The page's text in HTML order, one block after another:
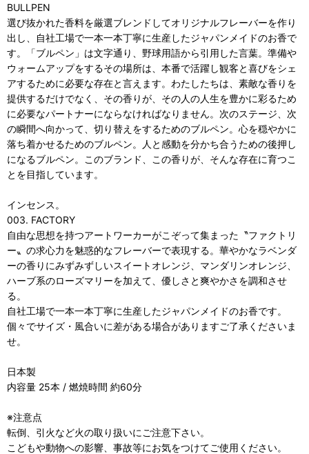
BULLPEN
選び抜かれた香料を厳選ブレンドしてオリジナルフレーバーを作り
出し、自社工場で一本一本丁寧に生産したジャパンメイドのお香で
す。「ブルペン」は文字通り、野球用語から引用した言葉。準備や
ウォームアップをするその場所は、本番で活躍し観客と喜びをシェ
アするために必要な存在と言えます。わたしたちは、素敵な香りを
提供するだけでなく、その香りが、その人の人生を豊かに彩るため
に必要なパートナーにならなければなりません。次のステージ、次
の瞬間へ向かって、切り替えをするためのブルペン。心を穏やかに
落ち着かせるためのブルペン。人と感動を分かち合うための後押し
になるブルペン。このブランド、この香りが、そんな存在に育つこ
とを目指しています。
インセンス。
003. FACTORY
自由な思想を持つアートワーカーがこぞって集まった〝ファクトリ
ー〟の求心力を魅惑的なフレーバーで表現する。華やかなラベンダ
ーの香りにみずみずしいスイートオレンジ、マンダリンオレンジ、
ハーブ系のローズマリーを加えて、優しさと爽やかさを調和させ
る。
自社工場で一本一本丁寧に生産したジャパンメイドのお香です。
個々でサイズ・風合いに差がある場合がありますご了承くださいま
せ。
日本製
内容量 25本 / 燃焼時間 約60分
※注意点
転倒、引火など火の取り扱いにご注意下さい。
こどもや動物への影響、事故等にお気をつけてご使用ください。